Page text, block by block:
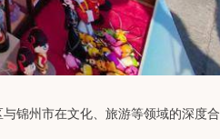
锦州市在文化、旅游等领域的深度合